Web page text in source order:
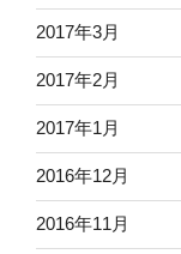
2017年3月
2017年2月
2017年1月
2016年12月
2016年11月